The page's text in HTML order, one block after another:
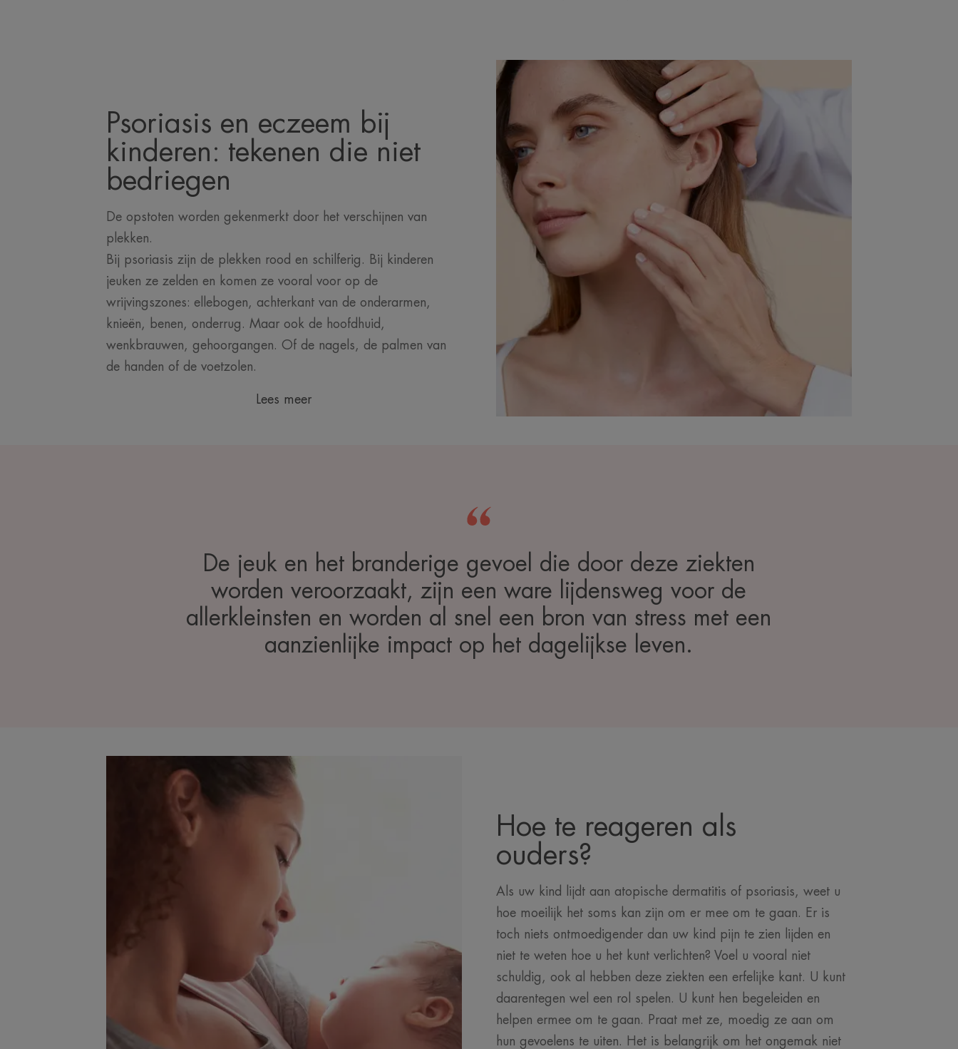
Psoriasis en eczeem bij
kinderen: tekenen die niet
bedriegen
De opstoten worden gekenmerkt door het verschijnen van
plekken.
Bij psoriasis zijn de plekken rood en schilferig. Bij kinderen
jeuken ze zelden en komen ze vooral voor op de
wrijvingszones: ellebogen, achterkant van de onderarmen,
knieën, benen, onderrug. Maar ook de hoofdhuid,
wenkbrauwen, gehoorgangen. Of de nagels, de palmen van
de handen of de voetzolen.
Lees meer
De jeuk en het branderige gevoel die door deze ziekten
worden veroorzaakt, zijn een ware lijdensweg voor de
allerkleinsten en worden al snel een bron van stress met een
aanzienlijke impact op het dagelijkse leven.
Hoe te reageren als
ouders?
Als uw kind lijdt aan atopische dermatitis of psoriasis, weet u
hoe moeilijk het soms kan zijn om er mee om te gaan. Er is
toch niets ontmoedigender dan uw kind pijn te zien lijden en
niet te weten hoe u het kunt verlichten? Voel u vooral niet
schuldig, ook al hebben deze ziekten een erfelijke kant. U kunt
daarentegen wel een rol spelen. U kunt hen begeleiden en
helpen ermee om te gaan. Praat met ze, moedig ze aan om
hun gevoelens te uiten. Het is belangrijk om het ongemak niet